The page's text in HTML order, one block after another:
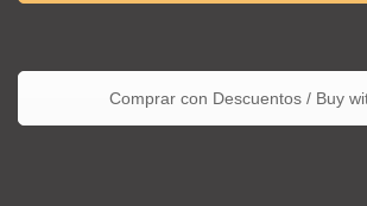
Comprar con Descuentos / Buy